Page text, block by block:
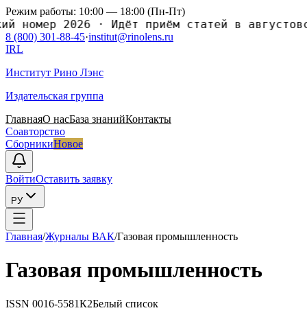
Режим работы: 10:00 — 18:00 (Пн-Пт)
2026·Идёт приём статей в
8 (800) 301-88-45·institut@rinolens.ru
IRL
Институт Рино Лэнс
Издательская группа
ГлавнаяО насБаза знанийКонтакты
Соавторство
СборникиНовое
ВойтиОставить заявку
РУ
Главная/Журналы ВАК/Газовая промышленность
Газовая промышленность
ISSN 0016-5581К2Белый список